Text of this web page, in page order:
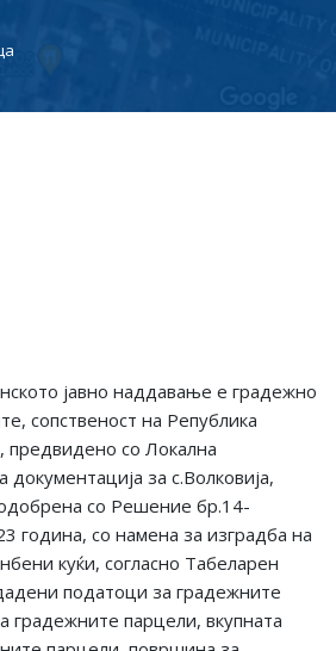
јавно наддавање е градежно
сопственост на Република
предвидено со Локална
документација за с.Волковија,
со Решение бр.14-
година, со намена за изградба на
куќи, согласно Табеларен
податоци за градежните
градежните парцели, вкупната